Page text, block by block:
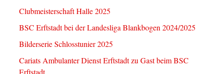
Clubmeisterschaft Halle 2025
BSC Erftstadt bei der Landesliga Blankbogen 2024/2025
Bilderserie Schlosstunier 2025
Cariats Ambulanter Dienst Erftstadt zu Gast beim BSC
Erftstadt